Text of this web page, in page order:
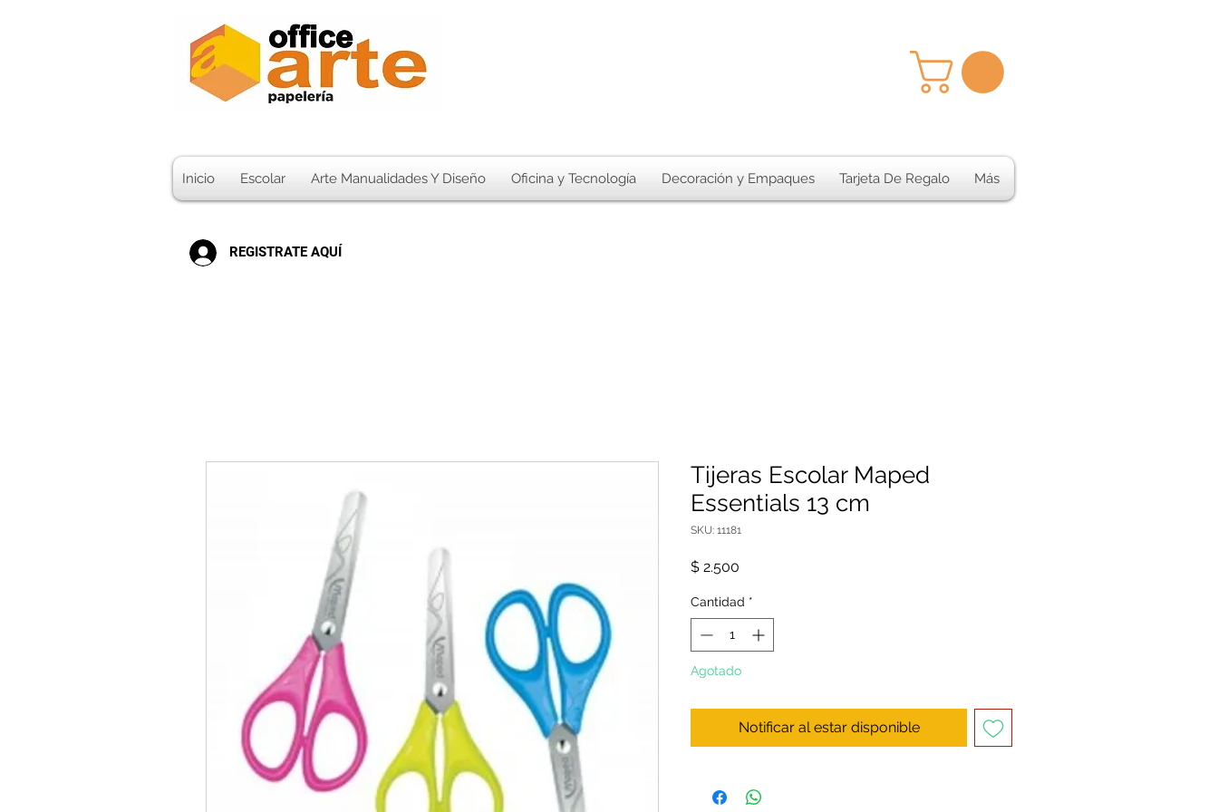
Inicio Escolar Arte Manualidades Y Diseño Oficina y Tecnología Decoración y Empaques Tarjeta De Regalo Más
REGISTRATE AQUÍ
Tijeras Escolar Maped
Essentials 13 cm
SKU: 11181
$ 2.500
Cantidad *
Agotado
Notificar al estar disponible